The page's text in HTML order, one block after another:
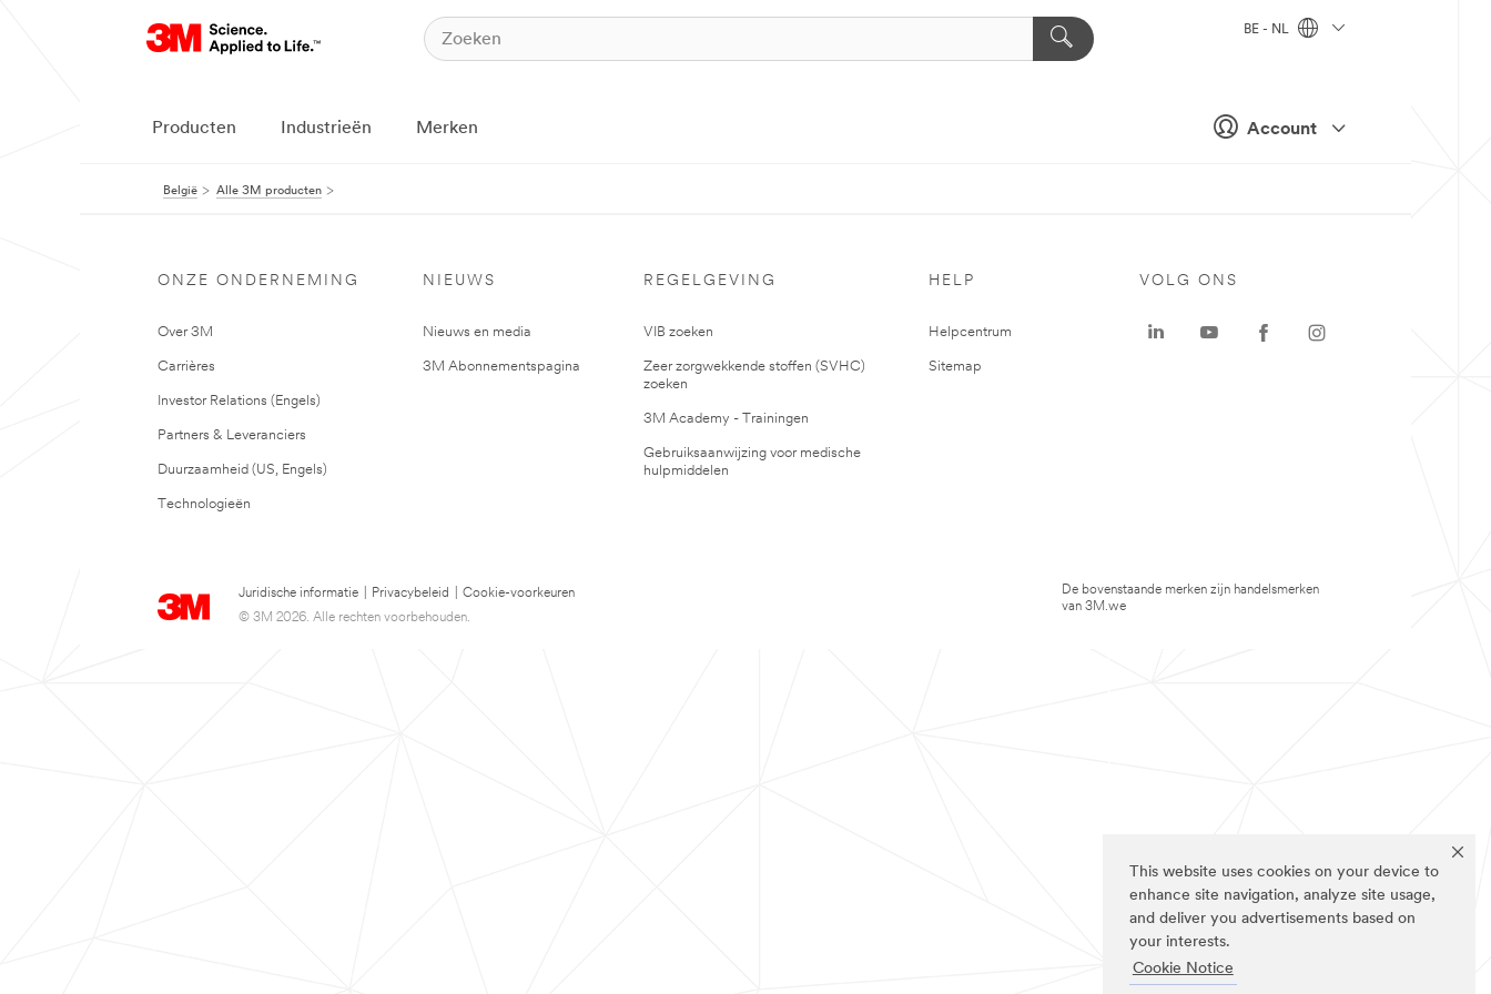
This website uses cookies on your device to
enhance site navigation, analyze site usage,
and deliver you advertisements based on
your interests.
Cookie Notice
Account
BE - NL
Producten Industrieën Merken
België Alle 3M producten
ONZE ONDERNEMING
Over 3M
Carrières
Investor Relations (Engels)
Partners & Leveranciers
Duurzaamheid (US, Engels)
Technologieën
NIEUWS
Nieuws en media
3M Abonnementspagina
REGELGEVING
VIB zoeken
Zeer zorgwekkende stoffen (SVHC)
zoeken
3M Academy - Trainingen
Gebruiksaanwijzing voor medische
hulpmiddelen
HELP
Helpcentrum
Sitemap
Juridische informatie Privacybeleid
Cookie-voorkeuren
© 3M 2026. Alle rechten voorbehouden.
VOLG ONS
De bovenstaande merken zijn handelsmerken
van 3M.we